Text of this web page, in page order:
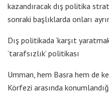
kazandıracak dış politika
sonraki başlıklarda onları
Dış politikada ‘karşıt
‘tarafsızlık’ politikası
Umman, hem Basra hem de
Körfezi arasında